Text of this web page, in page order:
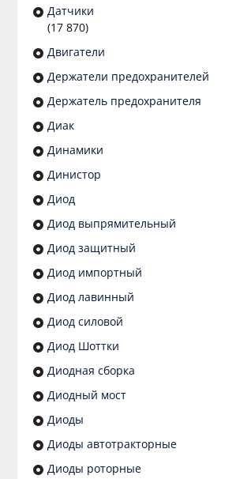
Датчики
(17 870)
Двигатели
Держатели предохранителей
Держатель предохранителя
Диак
Динамики
Динистор
Диод
Диод выпрямительный
Диод защитный
Диод импортный
Диод лавинный
Диод силовой
Диод Шоттки
Диодная сборка
Диодный мост
Диоды
Диоды автотракторные
Диоды роторные